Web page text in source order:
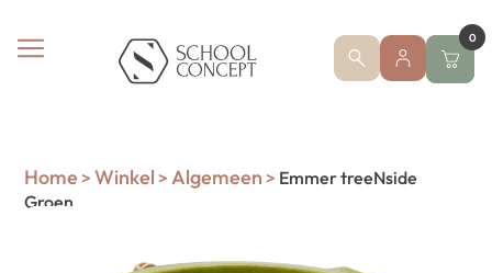
0
Home > Winkel > Algemeen > Emmer treeNside
Groen